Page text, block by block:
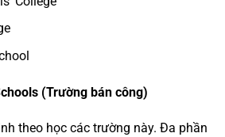
(Trường bán công)
theo học các trường này. Đa phần